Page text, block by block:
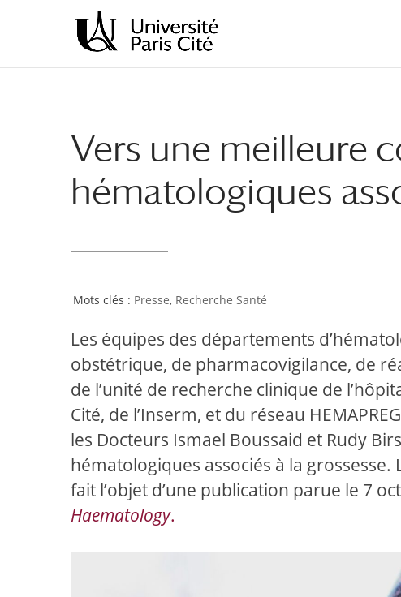
principal
navigation
Vers une meilleure
hématologiques
Presse, Recherche Santé
Les équipes des départements
obstétrique, de pharmacovigilance, de
de l’unité de recherche clinique de
Cité, de l’Inserm, et du réseau
les Docteurs Ismael Boussaid et Rudy
hématologiques associés à la grossesse.
fait l’objet d’une publication parue le 7
Haematology.